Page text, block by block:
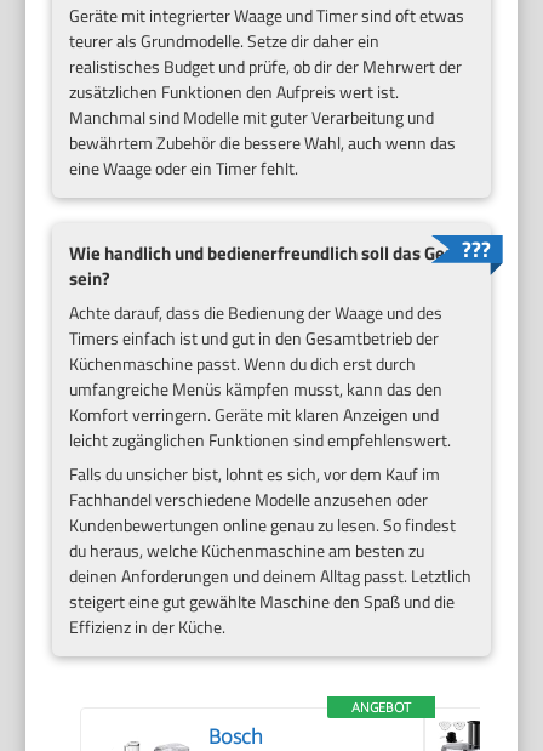
Geräte mit integrierter Waage und Timer sind oft etwas
teurer als Grundmodelle. Setze dir daher ein
realistisches Budget und prüfe, ob dir der Mehrwert der
zusätzlichen Funktionen den Aufpreis wert ist.
Manchmal sind Modelle mit guter Verarbeitung und
bewährtem Zubehör die bessere Wahl, auch wenn das
eine Waage oder ein Timer fehlt.
Wie handlich und bedienerfreundlich soll das Gerät
sein?
Achte darauf, dass die Bedienung der Waage und des
Timers einfach ist und gut in den Gesamtbetrieb der
Küchenmaschine passt. Wenn du dich erst durch
umfangreiche Menüs kämpfen musst, kann das den
Komfort verringern. Geräte mit klaren Anzeigen und
leicht zugänglichen Funktionen sind empfehlenswert.
Falls du unsicher bist, lohnt es sich, vor dem Kauf im
Fachhandel verschiedene Modelle anzusehen oder
Kundenbewertungen online genau zu lesen. So findest
du heraus, welche Küchenmaschine am besten zu
deinen Anforderungen und deinem Alltag passt. Letztlich
steigert eine gut gewählte Maschine den Spaß und die
Effizienz in der Küche.
ANGEBOT
Bosch